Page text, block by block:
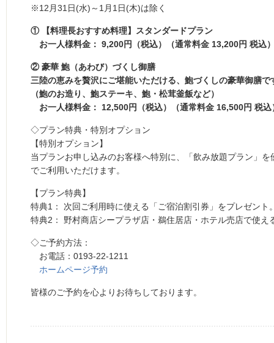
※12月31日(水)～1月1日(木)は除く
① 【料理長おすすめ料理】スタンダードプラン
お一人様料金： 9,200円（税込）（通常料金 13,200円 税込
② 豪華 鮑（あわび）づくし御膳
三陸の恵みを贅沢にご堪能いただける、鮑づくしの豪華御膳で
（鮑のお造り、鮑ステーキ、鮑・松茸釜飯など）
お一人様料金： 12,500円（税込）（通常料金 16,500円 税込
◇プラン特典・特別オプション
【特別オプション】
当プランお申し込みのお客様へ特別に、「飲み放題プラン
でご利用いただけます。
【プラン特典】
特典1： 次回ご利用時に使える「ご宿泊割引券」をプレゼント
特典2： 野村商店シープラザ店・鵜住居店・ホテル売店で使え
◇ご予約方法：
お電話：0193-22-1211
ホームページ予約
皆様のご予約を心よりお待ちしております。